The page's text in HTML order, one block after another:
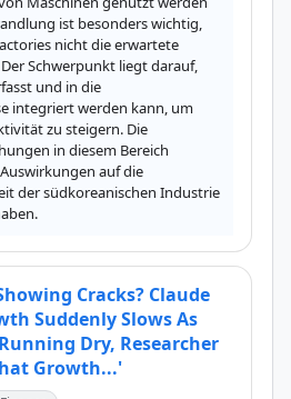
ist besonders wichtig,
nicht die erwartete
Schwerpunkt liegt darauf,
und in die
integriert werden kann, um
zu steigern. Die
in diesem Bereich
auf die
der südkoreanischen Industrie
Cracks? Claude
Suddenly Slows As
Dry, Researcher
Growth...'